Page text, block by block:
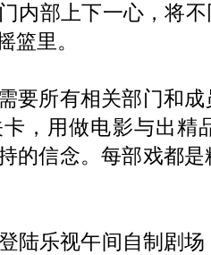
内部上下一心，将
篮里。
所有相关部门和成
，用做电影与出精
的信念。每部戏都
乐视午间自制剧场